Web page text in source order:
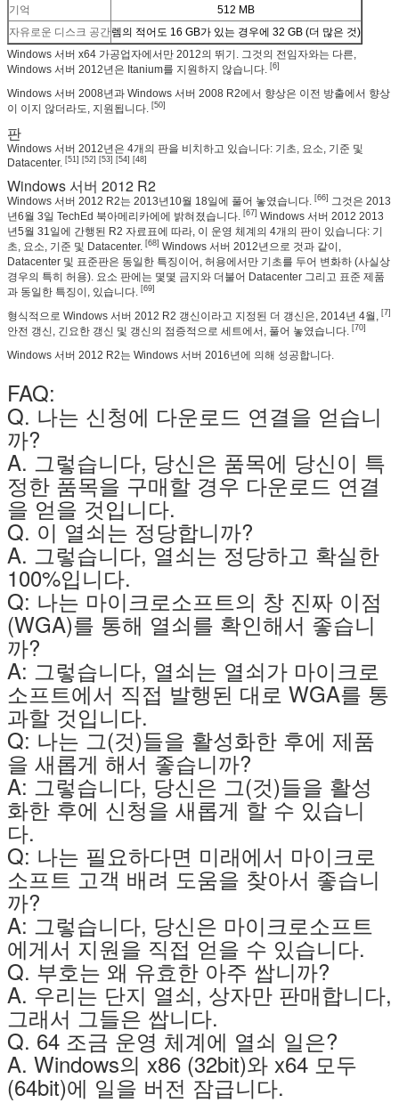
기억
512 MB
자유로운 디스크 공간렘의 적어도 16 GB가 있는 경우에 32 GB (더 많은 것)
Windows 서버 x64 가공업자에서만 2012의 뛰기. 그것의 전임자와는 다른,
Windows 서버 2012년은 Itanium를 지원하지 않습니다. [6]
Windows 서버 2008년과 Windows 서버 2008 R2에서 향상은 이전 방출에서 향상
이 이지 않더라도, 지원됩니다. [50]
판
Windows 서버 2012년은 4개의 판을 비치하고 있습니다: 기초, 요소, 기준 및
Datacenter. [51] [52] [53] [54] [48]
Windows 서버 2012 R2
Windows 서버 2012 R2는 2013년10월 18일에 풀어 놓였습니다. [66] 그것은 2013
년6월 3일 TechEd 북아메리카에에 밝혀졌습니다. [67] Windows 서버 2012 2013
년5월 31일에 간행된 R2 자료표에 따라, 이 운영 체계의 4개의 판이 있습니다: 기
초, 요소, 기준 및 Datacenter. [68] Windows 서버 2012년으로 것과 같이,
Datacenter 및 표준판은 동일한 특징이어, 허용에서만 기초를 두어 변화하 (사실상
경우의 특히 허용). 요소 판에는 몇몇 금지와 더불어 Datacenter 그리고 표준 제품
과 동일한 특징이, 있습니다. [69]
형식적으로 Windows 서버 2012 R2 갱신이라고 지정된 더 갱신은, 2014년 4월, [7]
안전 갱신, 긴요한 갱신 및 갱신의 점증적으로 세트에서, 풀어 놓였습니다. [70]
Windows 서버 2012 R2는 Windows 서버 2016년에 의해 성공합니다.
FAQ:
Q. 나는 신청에 다운로드 연결을 얻습니
까?
A. 그렇습니다, 당신은 품목에 당신이 특
정한 품목을 구매할 경우 다운로드 연결
을 얻을 것입니다.
Q. 이 열쇠는 정당합니까?
A. 그렇습니다, 열쇠는 정당하고 확실한
100%입니다.
Q: 나는 마이크로소프트의 창 진짜 이점
(WGA)를 통해 열쇠를 확인해서 좋습니
까?
A: 그렇습니다, 열쇠는 열쇠가 마이크로
소프트에서 직접 발행된 대로 WGA를 통
과할 것입니다.
Q: 나는 그(것)들을 활성화한 후에 제품
을 새롭게 해서 좋습니까?
A: 그렇습니다, 당신은 그(것)들을 활성
화한 후에 신청을 새롭게 할 수 있습니
다.
Q: 나는 필요하다면 미래에서 마이크로
소프트 고객 배려 도움을 찾아서 좋습니
까?
A: 그렇습니다, 당신은 마이크로소프트
에게서 지원을 직접 얻을 수 있습니다.
Q. 부호는 왜 유효한 아주 쌉니까?
A. 우리는 단지 열쇠, 상자만 판매합니다,
그래서 그들은 쌉니다.
Q. 64 조금 운영 체계에 열쇠 일은?
A. Windows의 x86 (32bit)와 x64 모두
(64bit)에 일을 버전 잠급니다.